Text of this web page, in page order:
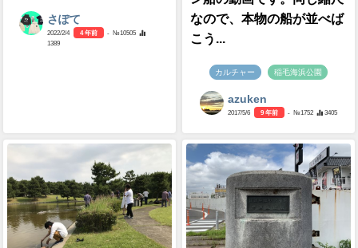
さぽて
2022/2/4 4 年前
- №10505
1389
なので、本物の船が並べば
こう...
カルチャー 稲毛海浜公園
azuken
2017/5/6 9 年前 - №1752 3405